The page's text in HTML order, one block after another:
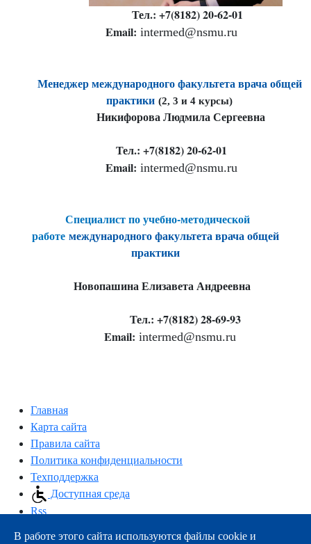
Тел.: +7(8182) 20-62-01
Email: intermed@nsmu.ru
Менеджер международного факультета врача общей
практики (2, 3 и 4 курсы)
Никифорова Людмила Сергеевна
Тел.: +7(8182) 20-62-01
Email: intermed@nsmu.ru
Специалист по учебно-методической
работе международного факультета врача общей
практики
Новопашина Елизавета Андреевна
Тел.: +7(8182) 28-69-93
Email: intermed@nsmu.ru
Главная
Карта сайта
Правила сайта
Политика конфиденциальности
Техподдержка
Доступная среда
Rss
163000, г.Архангельск, пр-т Троицкий, 51
В работе этого сайта используются файлы cookie и